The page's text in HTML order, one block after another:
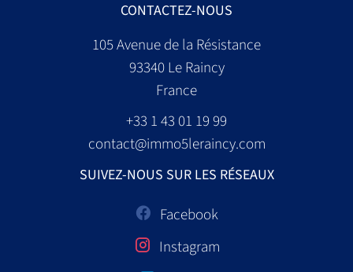
CONTACTEZ-NOUS
105 Avenue de la Résistance
93340Le Raincy
France
+33 1 43 01 19 99
contact@immo5leraincy.com
SUIVEZ-NOUS SUR LES RÉSEAUX
Facebook
Instagram